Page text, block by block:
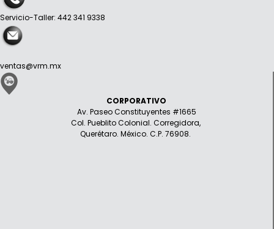
Servicio-Taller: 442 341 9338
ventas@vrm.mx
CORPORATIVO
Av. Paseo Constituyentes #1665
Col. Pueblito Colonial. Corregidora,
Querétaro. México. C.P. 76908.